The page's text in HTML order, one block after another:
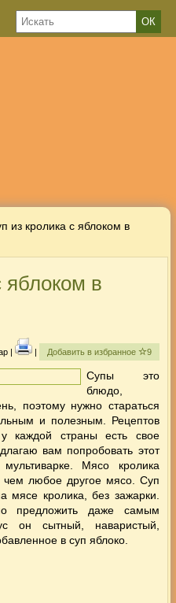
из кролика с яблоком в
яблоком в
| | Добавить в избранное 9
Супы это
блюдо,
поэтому нужно стараться
и полезным. Рецептов
каждой страны есть свое
вам попробовать этот
Мясо кролика
чем любое другое мясо. Суп
мясе кролика, без зажарки.
предложить даже самым
он сытный, наваристый,
в суп яблоко.